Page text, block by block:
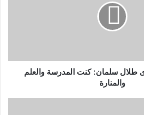
طلال سلمان: كنت المدرسة والعلم
والمنارة